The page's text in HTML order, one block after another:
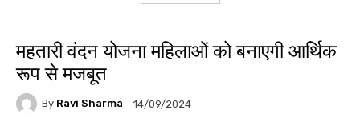
महतारी वंदन योजना महिलाओं को बनाएगी आर्थिक
रूप से मजबूत
By Ravi Sharma 14/09/2024